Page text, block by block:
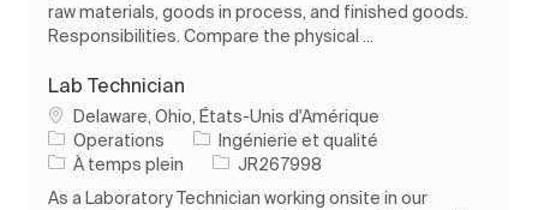
raw materials, goods in process, and finished goods.
Responsibilities. Compare the physical ...
Lab Technician
Emplacement
Delaware, Ohio, États-Unis d'Amérique
Operations
Catégorie
Ingénierie et qualité
Type d’emploi
À temps plein ID de l’emploi
JR267998
As a Laboratory Technician working onsite in our